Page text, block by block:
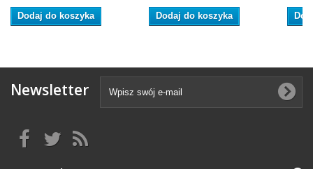
Dodaj do koszyka Dodaj do koszyka
Newsletter